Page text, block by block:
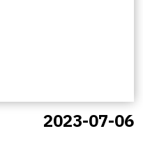
2023-07-06